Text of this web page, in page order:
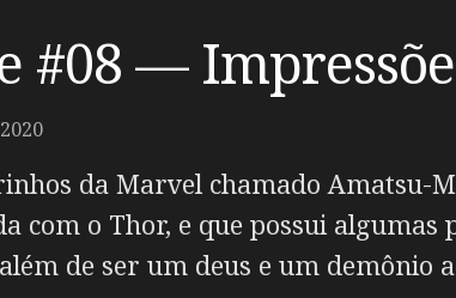
#08 —
da Marvel chamado Amatsu-
com o Thor, e que possui
de ser um deus e um demônio